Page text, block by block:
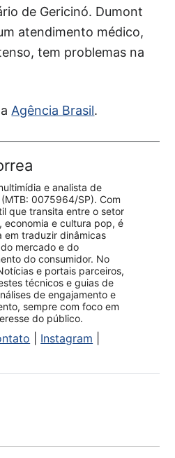
de Gericinó. Dumont
atendimento médico,
tem problemas na
Agência Brasil.
e analista de
0075964/SP). Com
que transita entre o setor
economia e cultura pop, é
em traduzir dinâmicas
mercado e do
do consumidor. No
e portais parceiros,
técnicos e guias de
de engajamento e
sempre com foco em
do público.
Instagram